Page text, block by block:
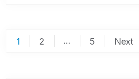
Posts
1 2 … 5 Next